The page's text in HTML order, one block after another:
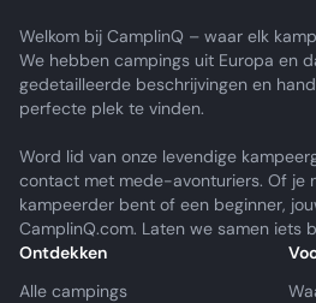
Welkom bij CamplinQ – waar elk
We hebben campings uit Europa en
gedetailleerde beschrijvingen en
perfecte plek te vinden.
Word lid van onze levendige
contact met mede-avonturiers. Of je
kampeerder bent of een beginner,
CamplinQ.com. Laten we samen iets
Ontdekken
Alle campings